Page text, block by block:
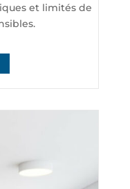
et limités de